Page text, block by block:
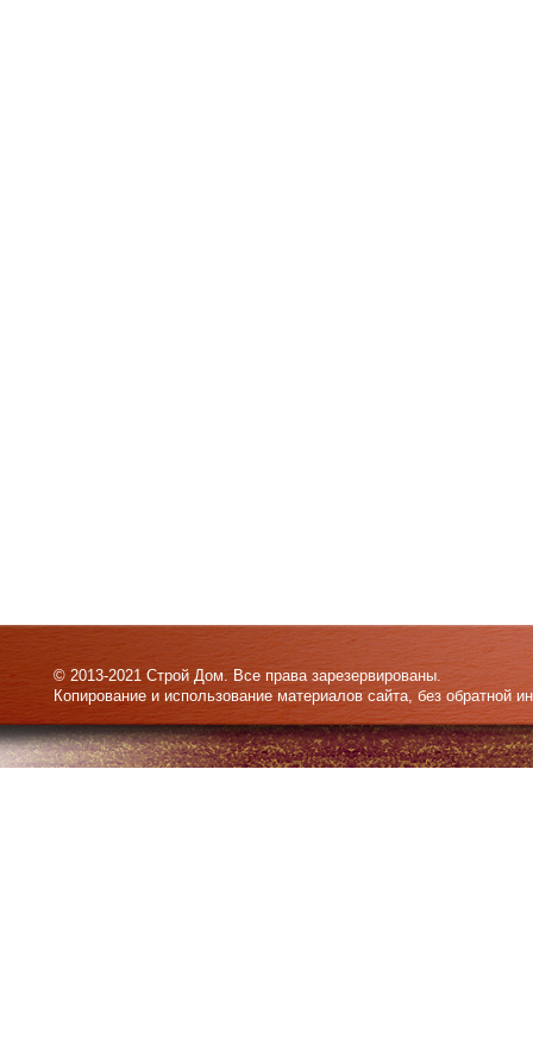
© 2013-2021 Строй Дом. Все права зарезервированы.
Копирование и использование материалов сайта, без обратной